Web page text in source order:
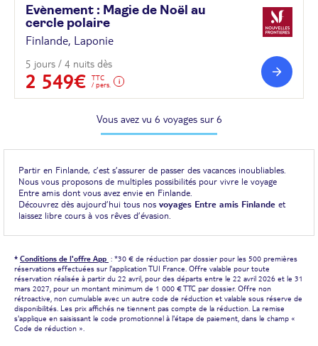
Evènement : Magie de Noël au
cercle polaire
Finlande, Laponie
5 jours / 4 nuits dès
2 549€
TTC
/ pers.
Vous avez vu 6 voyages sur 6
Partir en Finlande, c’est s’assurer de passer des vacances inoubliables.
Nous vous proposons de multiples possibilités pour vivre le voyage
Entre amis dont vous avez envie en Finlande.
Découvrez dès aujourd’hui tous nos voyages Entre amis Finlande et
laissez libre cours à vos rêves d’évasion.
* Conditions de l'offre App : *30 € de réduction par dossier pour les 500 premières
réservations effectuées sur l'application TUI France. Offre valable pour toute
réservation réalisée à partir du 22 avril, pour des départs entre le 22 avril 2026 et le 31
mars 2027, pour un montant minimum de 1 000 € TTC par dossier. Offre non
rétroactive, non cumulable avec un autre code de réduction et valable sous réserve de
disponibilités. Les prix affichés ne tiennent pas compte de la réduction. La remise
s'applique en saisissant le code promotionnel à l'étape de paiement, dans le champ «
Code de réduction ».